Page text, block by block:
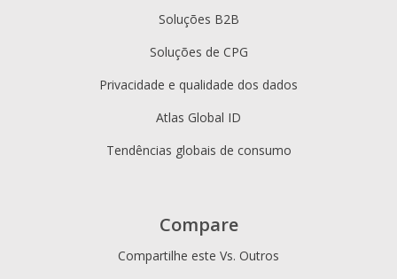
Soluções B2B
Soluções de CPG
Privacidade e qualidade dos dados
Atlas Global ID
Tendências globais de consumo
Compare
Compartilhe este Vs. Outros